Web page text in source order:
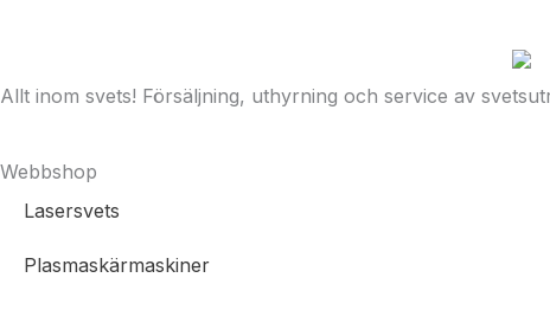
Allt inom svets! Försäljning, uthyrning och service av
Webbshop
Lasersvets
Plasmaskärmaskiner